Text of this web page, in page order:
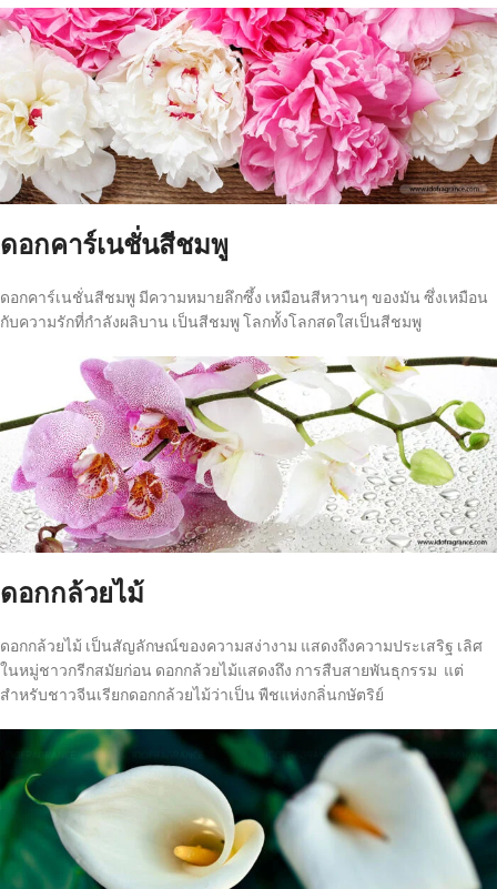
ดอกคาร์เนชั่นสีชมพู
ดอกคาร์เนชั่นสีชมพู มีความหมายลึกซึ้ง เหมือนสีหวานๆ ของมัน ซึ่งเหมือน
กับความรักที่กำลังผลิบาน เป็นสีชมพู โลกทั้งโลกสดใสเป็นสีชมพู
ดอกกล้วยไม้
ดอกกล้วยไม้ เป็นสัญลักษณ์ของความสง่างาม แสดงถึงความประเสริฐ เลิศ
ในหมู่ชาวกรีกสมัยก่อน ดอกกล้วยไม้แสดงถึง การสืบสายพันธุกรรม แต่
สำหรับชาวจีนเรียกดอกกล้วยไม้ว่าเป็น พืชแห่งกลิ่นกษัตริย์